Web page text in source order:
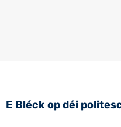
E Bléck op déi